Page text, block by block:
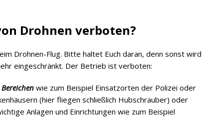
Drohnen verboten?
Drohnen-Flug. Bitte haltet Euch daran, denn sonst wird
eingeschränkt. Der Betrieb ist verboten:
wie zum Beispiel Einsatzorten der Polizei oder
(hier fliegen schließlich Hubschrauber) oder
Anlagen und Einrichtungen wie zum Beispiel